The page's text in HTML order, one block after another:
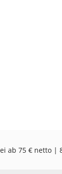
ab 75 € netto |